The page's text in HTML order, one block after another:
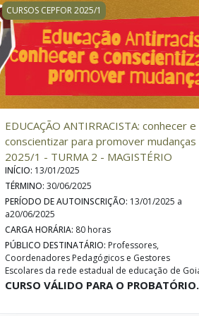
EDUCAÇÃO ANTIRRACISTA: conhecer
CURSOS CEPFOR 2025/1
EDUCAÇÃO ANTIRRACISTA: conhecer e
conscientizar para promover
2025/1 - TURMA 2 - MAGISTÉRIO
INÍCIO: 13/01/2025
TÉRMINO:30/06/2025
PERÍODO DE AUTOINSCRIÇÃO: 13/01/2025 a
a20/06/2025
CARGA HORÁRIA: 80 horas
PÚBLICO DESTINATÁRIO: Professores,
Coordenadores Pedagógicos e Gestores
Escolares da rede estadual de educação de
CURSO VÁLIDO PARA O PROBATÓRIO.